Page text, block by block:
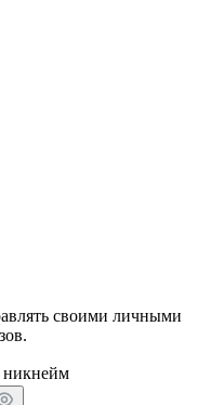
своими личными
никнейм